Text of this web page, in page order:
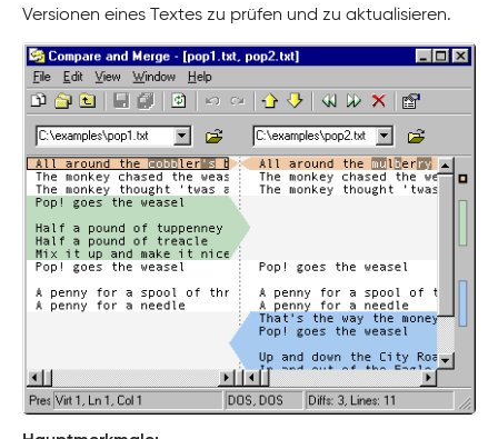
Versionen eines Textes zu prüfen und zu aktualisieren.